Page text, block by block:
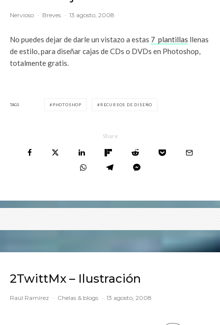
Nervioso · Breves · 13 agosto, 2008
No puedes dejar de darle un vistazo a estas 7 plantillas llenas
de estilo, para diseñar cajas de CDs o DVDs en Photoshop,
totalmente gratis.
TAGS PHOTOSHOP RECURSOS DE DISEÑO
Share
2TwittMx – Ilustración
Raúl Ramírez · Chelas & blogs · 13 agosto, 2008